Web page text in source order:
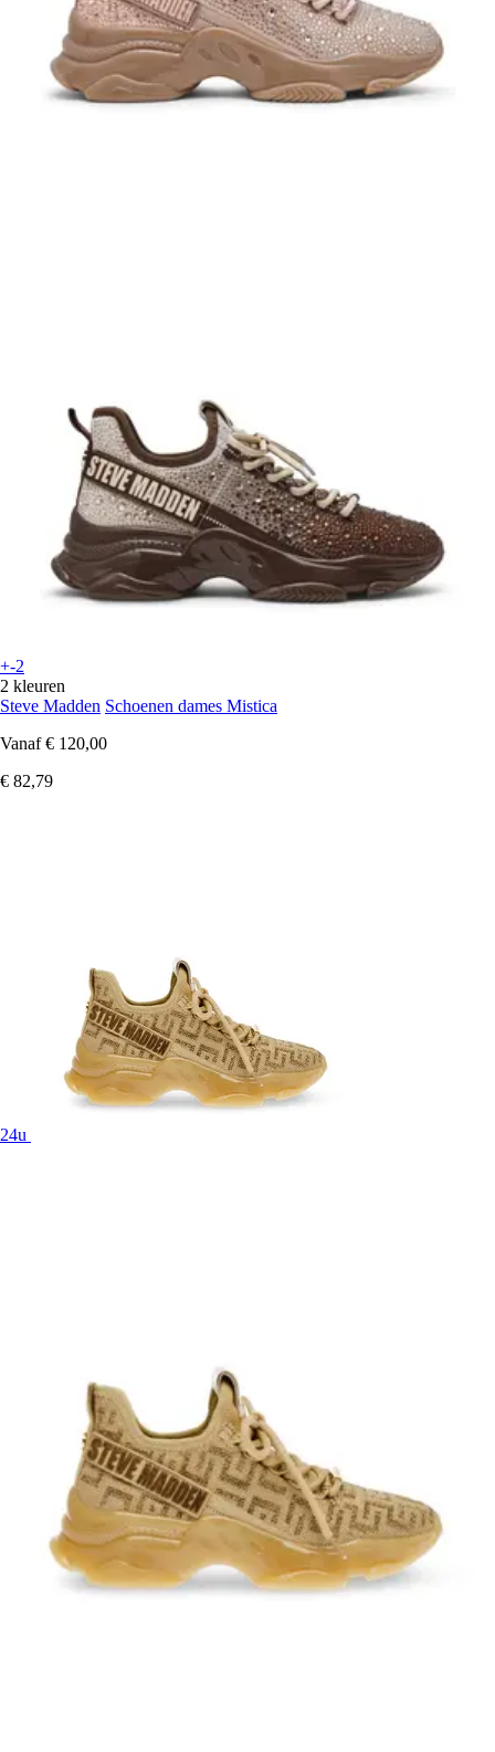
+-2
2 kleuren
Steve Madden Schoenen dames Mistica
Vanaf € 120,00
€ 82,79
24u